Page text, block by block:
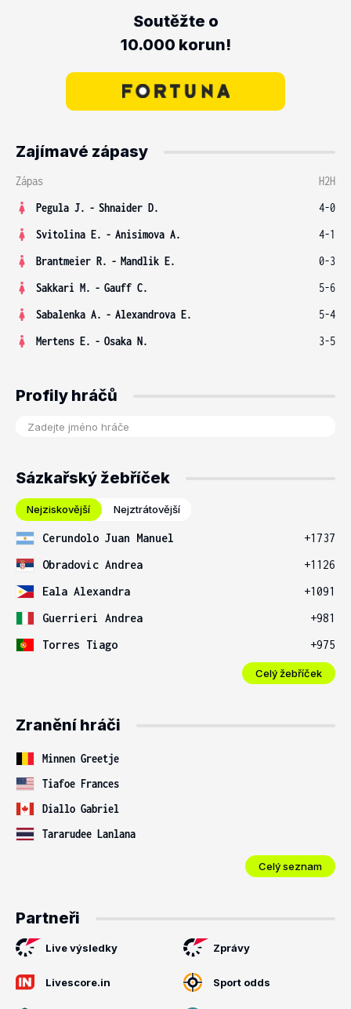
Soutěžte o
10.000 korun!
Zajímavé zápasy
Zápas
H2H
Pegula J. - Shnaider D.
4-0
Svitolina E. - Anisimova A.
4-1
Brantmeier R. - Mandlik E.
0-3
Sakkari M. - Gauff C.
5-6
Sabalenka A. - Alexandrova E.
5-4
Mertens E. - Osaka N. 3-5
Profily hráčů
Sázkařský žebříček
Nejziskovější Nejztrátovější
Cerundolo Juan Manuel
+1737
Obradovic Andrea
+1126
Eala Alexandra
+1091
Guerrieri Andrea
+981
Torres Tiago
+975
Celý žebříček
Zranění hráči
Minnen Greetje
Tiafoe Frances
Diallo Gabriel
Tararudee Lanlana
Celý seznam
Partneři
Live výsledky Zprávy
Livescore.in Sport odds